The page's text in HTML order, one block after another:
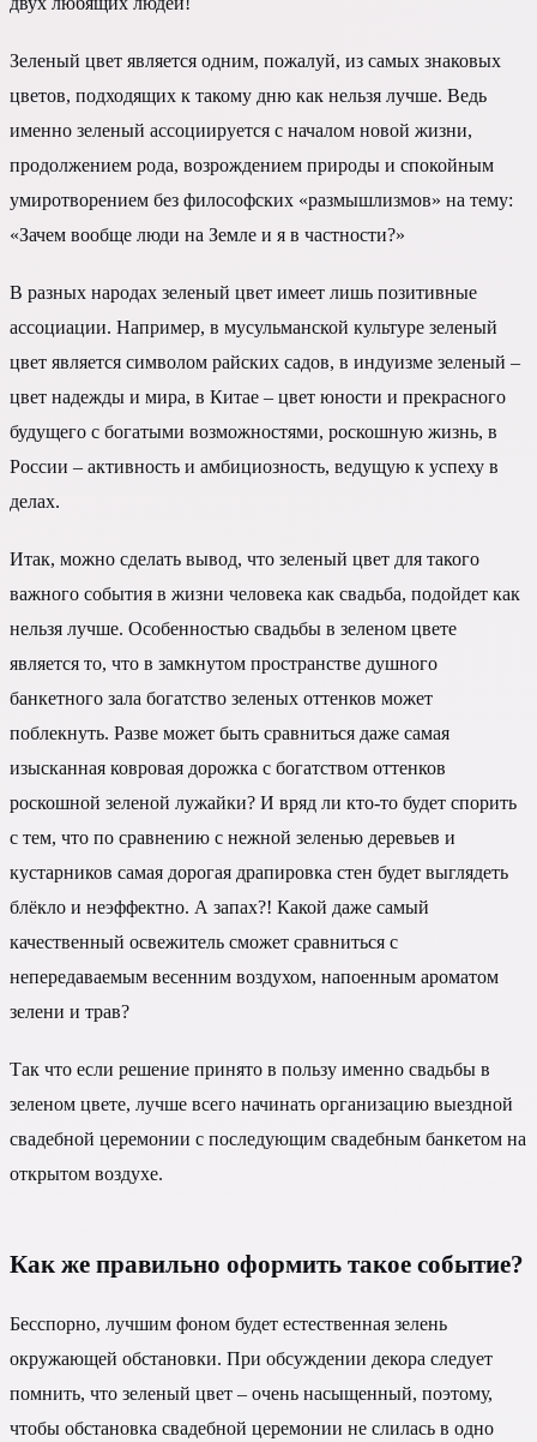
Зеленый цвет является одним, пожалуй, из самых знаковых
цветов, подходящих к такому дню как нельзя лучше. Ведь
именно зеленый ассоциируется с началом новой жизни,
продолжением рода, возрождением природы и спокойным
умиротворением без философских «размышлизмов» на тему:
«Зачем вообще люди на Земле и я в частности?»
В разных народах зеленый цвет имеет лишь позитивные
ассоциации. Например, в мусульманской культуре зеленый
цвет является символом райских садов, в индуизме зеленый –
цвет надежды и мира, в Китае – цвет юности и прекрасного
будущего с богатыми возможностями, роскошную жизнь, в
России – активность и амбициозность, ведущую к успеху в
делах.
Итак, можно сделать вывод, что зеленый цвет для такого
важного события в жизни человека как свадьба, подойдет как
нельзя лучше. Особенностью свадьбы в зеленом цвете
является то, что в замкнутом пространстве душного
банкетного зала богатство зеленых оттенков может
поблекнуть. Разве может быть сравниться даже самая
изысканная ковровая дорожка с богатством оттенков
роскошной зеленой лужайки? И вряд ли кто-то будет спорить
с тем, что по сравнению с нежной зеленью деревьев и
кустарников самая дорогая драпировка стен будет выглядеть
блёкло и неэффектно. А запах?! Какой даже самый
качественный освежитель сможет сравниться с
непередаваемым весенним воздухом, напоенным ароматом
зелени и трав?
Так что если решение принято в пользу именно свадьбы в
зеленом цвете, лучше всего начинать организацию выездной
свадебной церемонии с последующим свадебным банкетом на
открытом воздухе.
Как же правильно оформить такое событие?
Бесспорно, лучшим фоном будет естественная зелень
окружающей обстановки. При обсуждении декора следует
помнить, что зеленый цвет – очень насыщенный, поэтому,
чтобы обстановка свадебной церемонии не слилась в одно